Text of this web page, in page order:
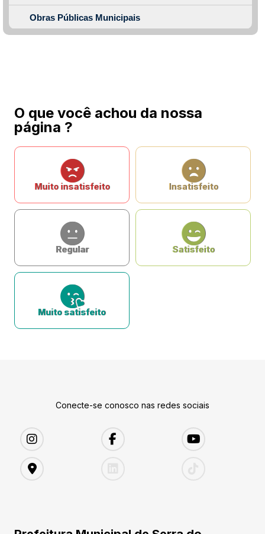
Obras Públicas Municipais
O que você achou da nossa
página ?
Muito insatisfeito Insatisfeito
Regular Satisfeito
Muito satisfeito
Conecte-se conosco nas redes sociais